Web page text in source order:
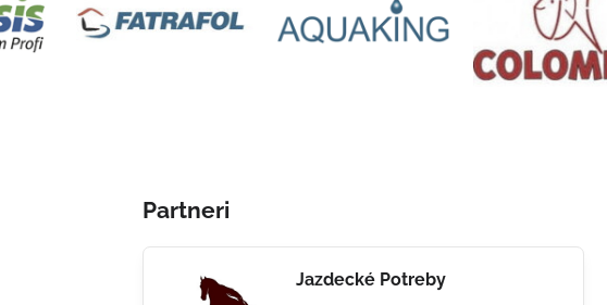
Partneri
Jazdecké Potreby